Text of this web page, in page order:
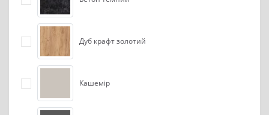
Дуб крафт золотий
Кашемір